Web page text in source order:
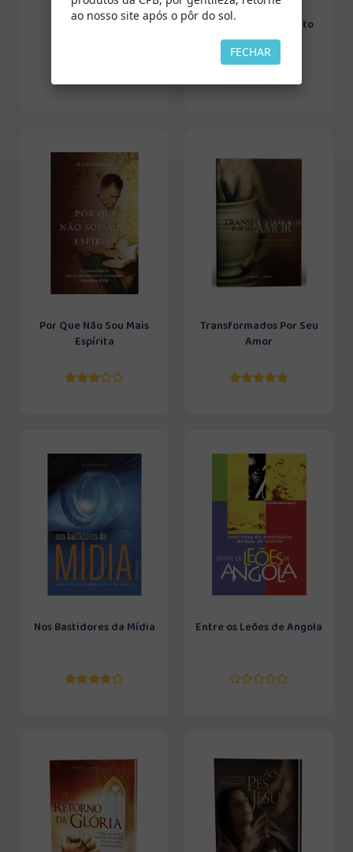
Encontros
O Batismo do Espírito
Santo
Por Que Não Sou Mais
Espírita
Transformados Por Seu
Amor
Nos Bastidores da Mídia Entre os Leões de Angola
ao nosso site após o pôr do sol.
FECHAR